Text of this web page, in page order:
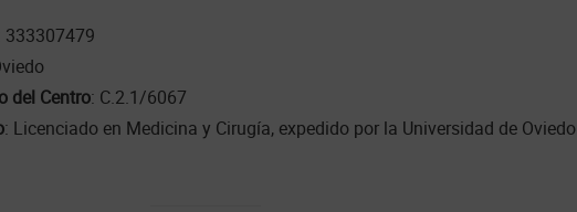
333307479
del Centro: C.2.1/6067
: Licenciado en Medicina y Cirugía, expedido por la Universidad de Oviedo